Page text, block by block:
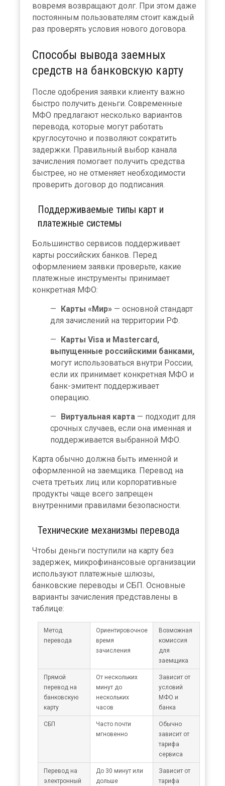
вовремя возвращают долг. При этом даже
постоянным пользователям стоит каждый
раз проверять условия нового договора.
Способы вывода заемных
средств на банковскую карту
После одобрения заявки клиенту важно
быстро получить деньги. Современные
МФО предлагают несколько вариантов
перевода, которые могут работать
круглосуточно и позволяют сократить
задержки. Правильный выбор канала
зачисления помогает получить средства
быстрее, но не отменяет необходимости
проверить договор до подписания.
Поддерживаемые типы карт и
платежные системы
Большинство сервисов поддерживает
карты российских банков. Перед
оформлением заявки проверьте, какие
платежные инструменты принимает
конкретная МФО:
Карты «Мир» — основной стандарт
для зачислений на территории РФ.
Карты Visa и Mastercard,
выпущенные российскими банками,
могут использоваться внутри России,
если их принимает конкретная МФО и
банк-эмитент поддерживает
операцию.
Виртуальная карта — подходит для
срочных случаев, если она именная и
поддерживается выбранной МФО.
Карта обычно должна быть именной и
оформленной на заемщика. Перевод на
счета третьих лиц или корпоративные
продукты чаще всего запрещен
внутренними правилами безопасности.
Технические механизмы перевода
Чтобы деньги поступили на карту без
задержек, микрофинансовые организации
используют платежные шлюзы,
банковские переводы и СБП. Основные
варианты зачисления представлены в
таблице:
Метод
перевода
Ориентировочное
время
зачисления
Возможная
комиссия
для
заемщика
Прямой
перевод на
банковскую
карту
От нескольких
минут до
нескольких
часов
Зависит от
условий
МФО и
банка
СБП
Часто почти
мгновенно
Обычно
зависит от
тарифа
сервиса
Перевод на
электронный
До 30 минут или
дольше
Зависит от
тарифа